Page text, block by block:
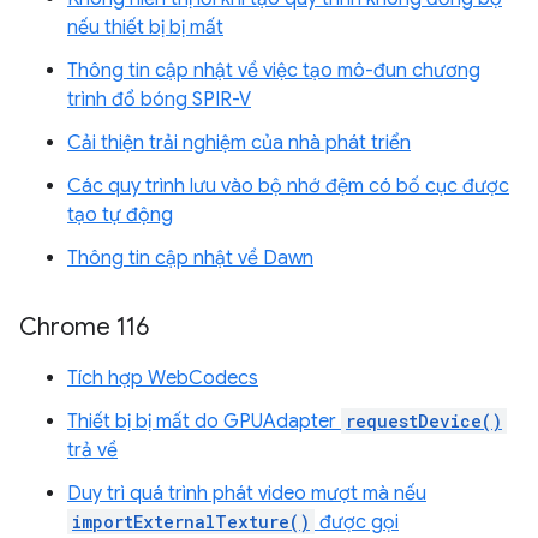
nếu thiết bị bị mất
Thông tin cập nhật về việc tạo mô-đun chương
trình đổ bóng SPIR-V
Cải thiện trải nghiệm của nhà phát triển
Các quy trình lưu vào bộ nhớ đệm có bố cục được
tạo tự động
Thông tin cập nhật về Dawn
Chrome 116
Tích hợp WebCodecs
Thiết bị bị mất do GPUAdapter requestDevice()
trả về
Duy trì quá trình phát video mượt mà nếu
importExternalTexture() được gọi